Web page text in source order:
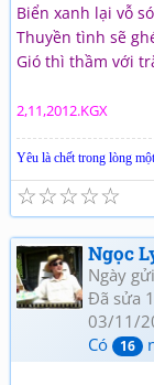
Biển xanh lại vỗ
Thuyền tình sẽ
Gió thì thầm với
2,11,2012.KGX
Yêu là chết trong lòng
☆
☆
☆
☆
☆
Ngọc
Ngày
Đã sửa
03/11/
Có
16